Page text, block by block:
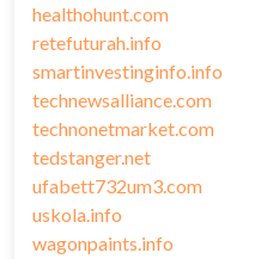
healthohunt.com
retefuturah.info
smartinvestinginfo.info
technewsalliance.com
technonetmarket.com
tedstanger.net
ufabett732um3.com
uskola.info
wagonpaints.info